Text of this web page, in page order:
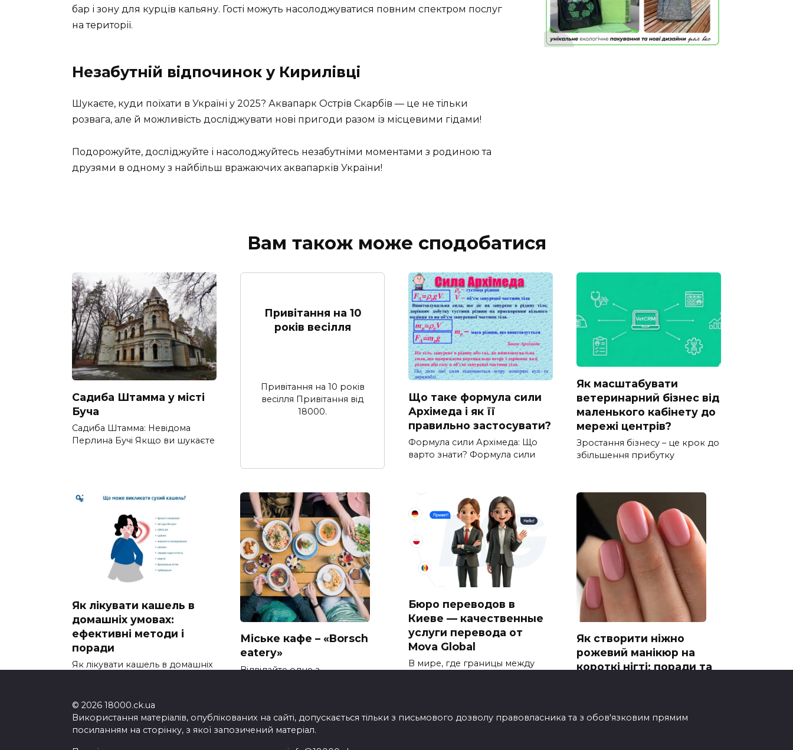
бар і зону для курців кальяну. Гості можуть насолоджуватися повним спектром послуг
на території.
Незабутній відпочинок у Кирилівці
Шукаєте, куди поїхати в Україні у 2025? Аквапарк Острів Скарбів — це не тільки
розвага, але й можливість досліджувати нові пригоди разом із місцевими гідами!
Подорожуйте, досліджуйте і насолоджуйтесь незабутніми моментами з родиною та
друзями в одному з найбільш вражаючих аквапарків України!
Вам також може сподобатися
Садиба Штамма у місті
Буча
Садиба Штамма: Невідома
Перлина Бучі Якщо ви шукаєте
Привітання на 10
років весілля
Привітання на 10 років
весілля Привітання від
18000.
Що таке формула сили
Архімеда і як її
правильно застосувати?
Формула сили Архімеда: Що
варто знати? Формула сили
Як масштабувати
ветеринарний бізнес від
маленького кабінету до
мережі центрів?
Зростання бізнесу – це крок до
збільшення прибутку
Як лікувати кашель в
домашніх умовах:
ефективні методи і
поради
Як лікувати кашель в домашніх
Міське кафе – «Borsch
eatery»
Відвідайте одне з
Бюро переводов в
Киеве — качественные
услуги перевода от
Mova Global
В мире, где границы между
Як створити ніжно
рожевий манікюр на
короткі нігті: поради та
© 2026 18000.ck.ua
Використання матеріалів, опублікованих на сайті, допускається тільки з письмового дозволу правовласника та з обов'язковим прямим
посиланням на сторінку, з якої запозичений матеріал.